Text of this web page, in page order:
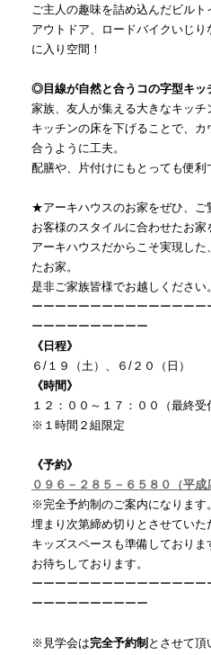
ご主人の趣味を詰め込んだビルト
アウトドア、ロードバイクいじ
に入り空間！
◎目線が自然と合うコの字型キッ
家族、友人が集える大きなキッチ
キッチンの床を下げることで、
合うように工夫。
配膳や、片付けにもとっても便利
★アーキハウスのお家をぜひ、ご
お客様のスタイルに合わせたお家
アーキハウスだからこそ実現し
たお家。
是非ご家族皆様でお越しください。
ーーーーーーーーーーーーーー
ーーーーーーーーーー
《日程》
６/１９（土）、６/２０（日）
《時間》
１２：００～１７：００（最終受
※１時間２組限定
《予約》
０９６－２８５－６５８０（平成
※完全予約制のご案内になります。
埋まり次第締め切りとさせていた
キッズスペースも準備しており
お待ちしております。
ーーーーーーーーーーーーーー
ーーーーーーーーーー
※見学会は完全予約制 とさせて頂